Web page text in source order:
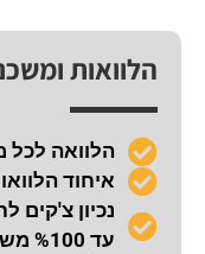
הלוואות
הלוואה לכל
איחוד
נכיון צ'קים
עד %100 משווי הבטוחה